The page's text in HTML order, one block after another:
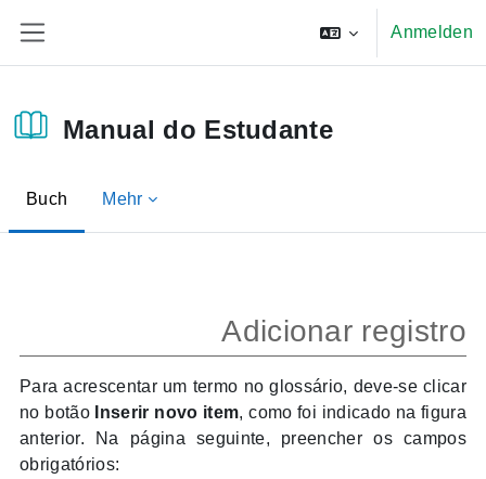
Anmelden
Manual do Estudante
Buch Mehr
Adicionar registro
Para acrescentar um termo no glossário, deve-se clicar
no botão Inserir novo item, como foi indicado na figura
anterior. Na página seguinte, preencher os campos
obrigatórios: